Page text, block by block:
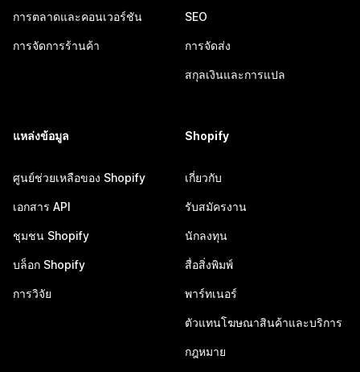
การตลาดและคอนเวอร์ชัน
การจัดการร้านค้า
SEO
การจัดส่ง
สกุลเงินและการแปล
แหล่งข้อมูล
ศูนย์ช่วยเหลือของ Shopify
เอกสาร API
ชุมชน Shopify
บล็อก Shopify
การวิจัย
Shopify
เกี่ยวกับ
รับสมัครงาน
นักลงทุน
สื่อสิ่งพิมพ์
พาร์ทเนอร์
ตัวแทนโฆษณาสินค้าและบริการ
กฎหมาย